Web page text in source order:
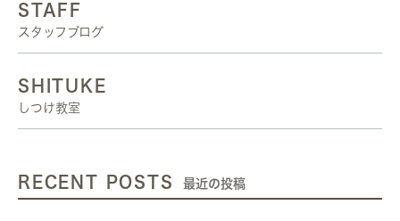
STAFF
スタッフブログ
SHITUKE
しつけ教室
RECENT POSTS 最近の投稿